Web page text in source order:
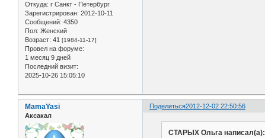
Откуда: г Санкт - Петербург
Зарегистрирован: 2012-10-11
Сообщений: 4350
Пол: Женский
Возраст: 41 [1984-11-17]
Провел на форуме:
1 месяц 9 дней
Последний визит:
2025-10-26 15:05:10
Поделиться2012-12-02 22:50:56
MamaYasi
Аксакал
СТАРЫХ Ольга написал(а):